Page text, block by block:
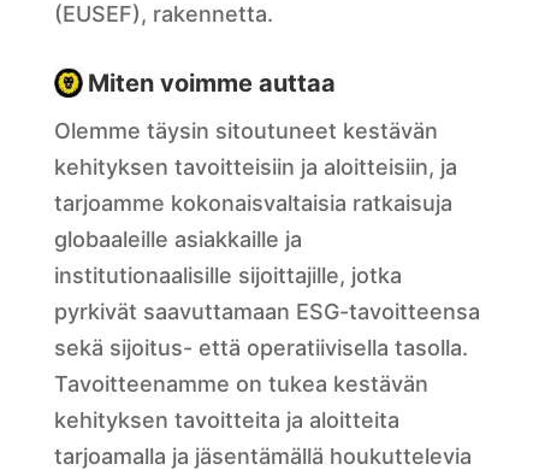
(EUSEF), rakennetta.
Miten voimme auttaa
Olemme täysin sitoutuneet kestävän
kehityksen tavoitteisiin ja aloitteisiin, ja
tarjoamme kokonaisvaltaisia ratkaisuja
globaaleille asiakkaille ja
institutionaalisille sijoittajille, jotka
pyrkivät saavuttamaan ESG-tavoitteensa
sekä sijoitus- että operatiivisella tasolla.
Tavoitteenamme on tukea kestävän
kehityksen tavoitteita ja aloitteita
tarjoamalla ja jäsentämällä houkuttelevia